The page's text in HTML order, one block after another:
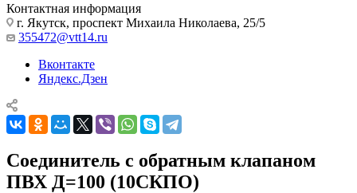
Контактная информация
г. Якутск, проспект Михаила Николаева, 25/5
355472@vtt14.ru
Вконтакте
Яндекс.Дзен
Соединитель с обратным клапаном
ПВХ Д=100 (10СКПО)